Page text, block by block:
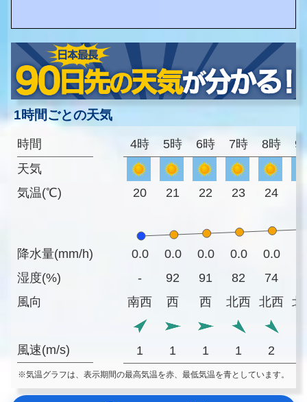
1時間ごとの天気
時間
天気
気温(℃)
降水量(mm/h)
湿度(%)
風向
風速(m/s)
4時 5時 6時 7時 8時 9
20 21 22 23 24
0.0 0.0 0.0 0.0 0.0
-
92 91 82 74
南西
西 西 北西 北西 北
1 1 1 1 2
※気温グラフは、表示期間の最高気温を赤、最低気温を青としています。